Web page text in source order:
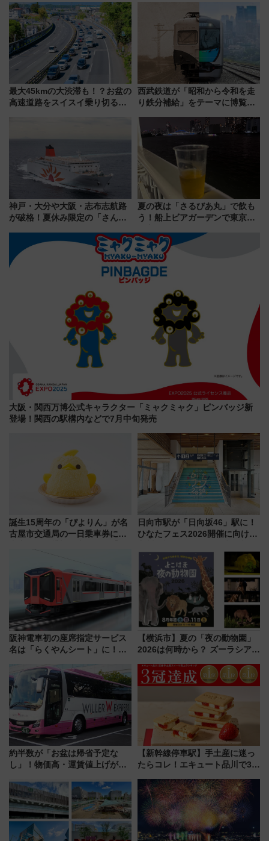
7/24-26開催！ 有料席はJRE
MALLで予約可能
1億円出資で挑む新時代のまちづ
くりとは？
最大45kmの大渋滞も！？お盆の
高速道路をスイスイ乗り切る快
西武鉄道が「昭和から令和を走
り鉄分補給」をテーマに博覧会
14日から 新車両「トキイロ」体
験ブースも アクセスや申込方法
を解説
神戸・大分や大阪・志布志航路
が破格！夏休み限定の「さんふ
ート 夕朝食ビュッフェ付きで
快適な船旅はいかが？
夏の夜は「さるびあ丸」で飲も
う！船上ビアガーデンで東京湾
杯……工場直送生ビールや島グ
ルメが美味い
大阪・関西万博公式キャラクター「ミャクミャク」ピンバッジ新
登場！関西の駅構内などで7月中旬発売
誕生15周年の「ぴよりん」が名
古屋市交通局の一日乗車券に！
日向市駅が「日向坂46」駅に！
ひなたフェス2026開催に向けJR
全力応援 夜行列車「ドリーム
おひさま号」も走る
阪神電車初の座席指定サービス
名は「らくやんシート」に！新
を快適移動
【横浜市】夏の「夜の動物園」
2026は何時から？ ズーラシア・
見どころ、限定イベントを徹底
解説！
約半数が「お盆は帰省予定な
し」！物価高・運賃値上げが財
りたいけど……【WILLER お盆
帰省動向調査】
【新幹線停車駅】手土産に迷っ
たらコレ！エキュート品川で3年
産スイーツとは？